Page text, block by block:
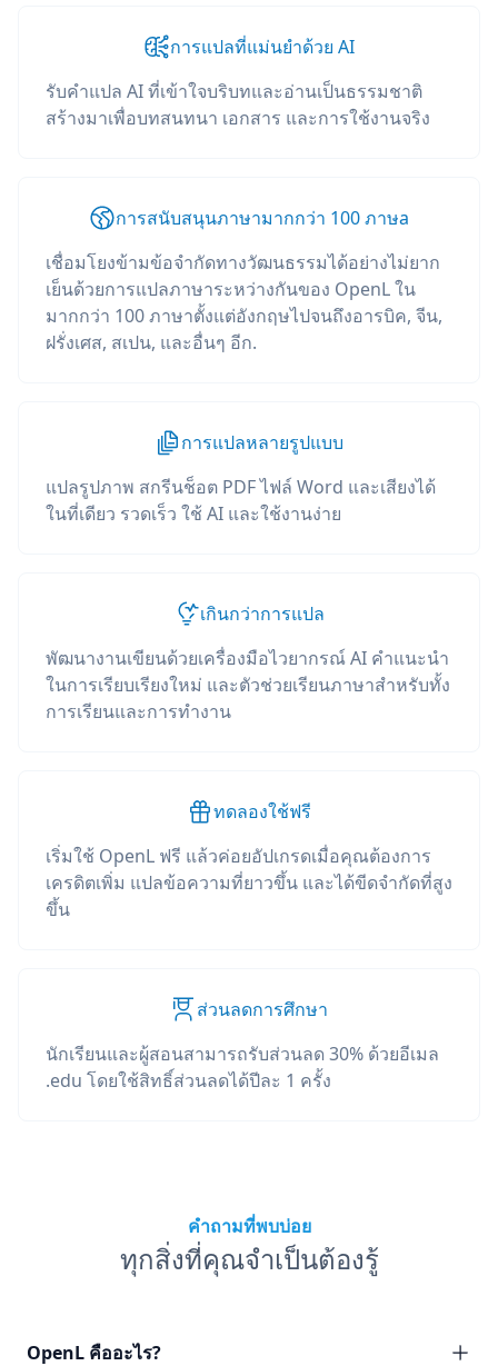
การแปลที่แม่นยำด้วย AI
รับคำแปล AI ที่เข้าใจบริบทและอ่านเป็นธรรมชาติ
สร้างมาเพื่อบทสนทนา เอกสาร และการใช้งานจริง
การสนับสนุนภาษามากกว่า 100 ภาษа
เชื่อมโยงข้ามข้อจำกัดทางวัฒนธรรมได้อย่างไม่ยาก
เย็นด้วยการแปลภาษาระหว่างกันของ OpenL ใน
มากกว่า 100 ภาษาตั้งแต่อังกฤษไปจนถึงอารบิค, จีน,
ฝรั่งเศส, สเปน, และอื่นๆ อีก.
การแปลหลายรูปแบบ
แปลรูปภาพ สกรีนช็อต PDF ไฟล์ Word และเสียงได้
ในที่เดียว รวดเร็ว ใช้ AI และใช้งานง่าย
เกินกว่าการแปล
พัฒนางานเขียนด้วยเครื่องมือไวยากรณ์ AI คำแนะนำ
ในการเรียบเรียงใหม่ และตัวช่วยเรียนภาษาสำหรับทั้ง
การเรียนและการทำงาน
ทดลองใช้ฟรี
เริ่มใช้ OpenL ฟรี แล้วค่อยอัปเกรดเมื่อคุณต้องการ
เครดิตเพิ่ม แปลข้อความที่ยาวขึ้น และได้ขีดจำกัดที่สูง
ขึ้น
ส่วนลดการศึกษา
นักเรียนและผู้สอนสามารถรับส่วนลด 30% ด้วยอีเมล
.edu โดยใช้สิทธิ์ส่วนลดได้ปีละ 1 ครั้ง
คำถามที่พบบ่อย
ทุกสิ่งที่คุณจำเป็นต้องรู้
OpenL คืออะไร?